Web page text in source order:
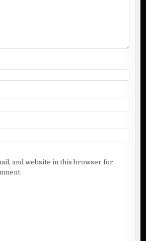
and website in this browser for